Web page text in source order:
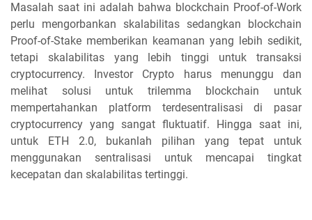
Masalah saat ini adalah bahwa blockchain Proof-of-Work
perlu mengorbankan skalabilitas sedangkan blockchain
Proof-of-Stake memberikan keamanan yang lebih sedikit,
tetapi skalabilitas yang lebih tinggi untuk transaksi
cryptocurrency. Investor Crypto harus menunggu dan
melihat solusi untuk trilemma blockchain untuk
mempertahankan platform terdesentralisasi di pasar
cryptocurrency yang sangat fluktuatif. Hingga saat ini,
untuk ETH 2.0, bukanlah pilihan yang tepat untuk
menggunakan sentralisasi untuk mencapai tingkat
kecepatan dan skalabilitas tertinggi.